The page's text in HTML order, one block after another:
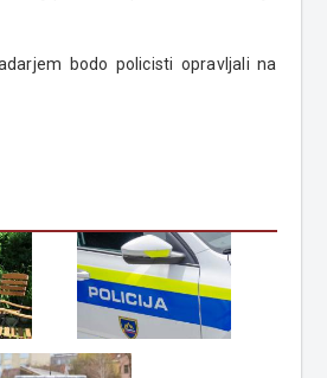
bodo policisti opravljali na